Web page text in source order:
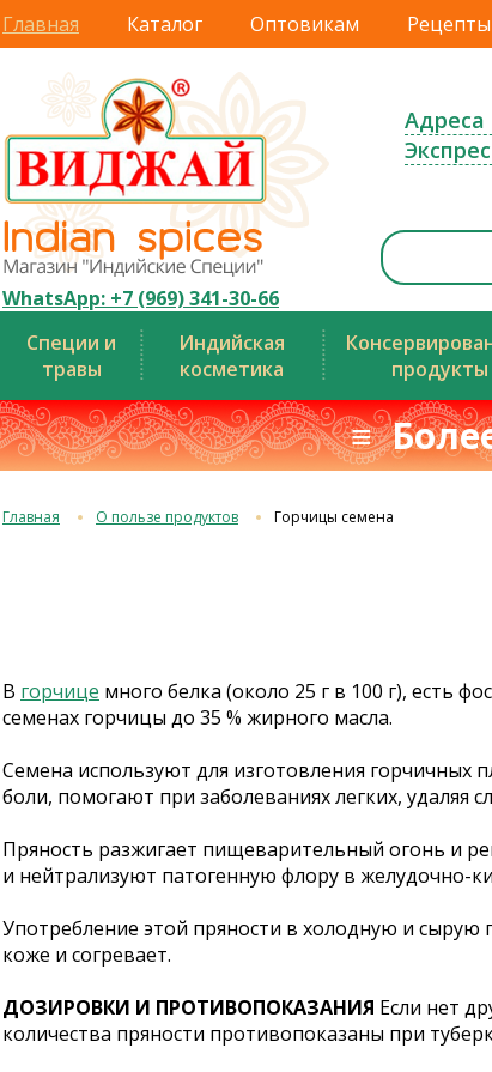
Главная Каталог Оптовикам Рецепты
WhatsApp: +7 (969) 341-30-66
Адреса
Специи и
травы
Индийская
косметика
продукты
≡
Главная О пользе продуктов Горчицы семена
В горчице много белка (около 25 г в 100 г), есть
семенах горчицы до 35 % жирного масла.
Семена используют для изготовления горчичных
боли, помогают при заболеваниях легких, удаляя
Пряность разжигает пищеварительный огонь и
и нейтрализуют патогенную флору в желудочно-
Употребление этой пряности в холодную и сырую
коже и согревает.
ДОЗИРОВКИ И ПРОТИВОПОКАЗАНИЯ Если нет
количества пряности противопоказаны при